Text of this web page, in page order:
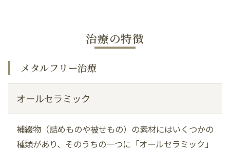
治療の特徴
メタルフリー治療
オールセラミック
補綴物（詰めものや被せもの）の素材にはいくつかの
種類があり、そのうちの一つに「オールセラミック」